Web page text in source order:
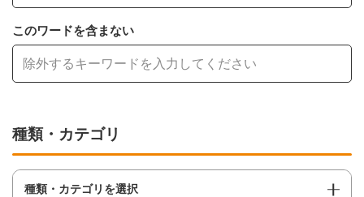
このワードを含まない
種類・カテゴリ
種類・カテゴリを選択